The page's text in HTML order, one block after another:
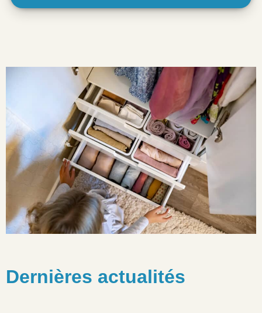
Dernières actualités